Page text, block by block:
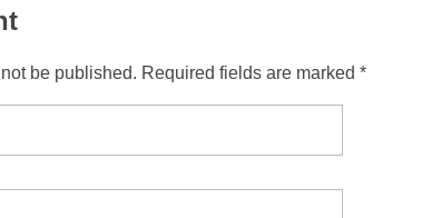
be published. Required fields are marked *